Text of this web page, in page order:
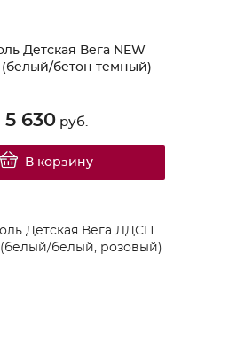
Детская Вега NEW
(белый/бетон темный)
5 630руб.
В корзину